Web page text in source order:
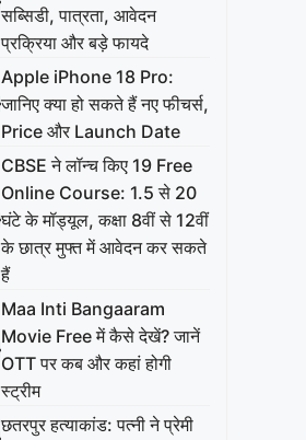
सब्सिडी, पात्रता, आवेदन
प्रक्रिया और बड़े फायदे
Apple iPhone 18 Pro:
जानिए क्या हो सकते हैं नए फीचर्स,
Price और Launch Date
CBSE ने लॉन्च किए 19 Free
Online Course: 1.5 से 20
घंटे के मॉड्यूल, कक्षा 8वीं से 12वीं
के छात्र मुफ्त में आवेदन कर सकते
हैं
Maa Inti Bangaaram
Movie Free में कैसे देखें? जानें
OTT पर कब और कहां होगी
स्ट्रीम
छतरपुर हत्याकांड: पत्नी ने प्रेमी